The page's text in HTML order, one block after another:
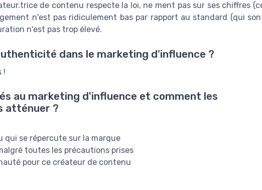
de contenu respecte la loi, ne ment pas sur ses chiffres
n'est pas ridiculement bas par rapport au standard (qui
n'est pas trop élevé.
dans le marketing d'influence ?
!
au marketing d'influence et comment les
atténuer ?
se répercute sur la marque
toutes les précautions prises
pour ce créateur de contenu